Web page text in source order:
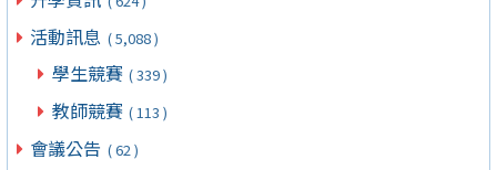
活動訊息 ( 5,088 )
學生競賽 ( 339 )
教師競賽 ( 113 )
會議公告 ( 62 )